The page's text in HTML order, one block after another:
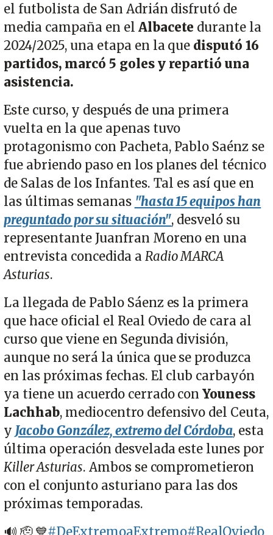
el futbolista de San Adrián disfrutó de
media campaña en el Albacete durante la
2024/2025, una etapa en la que disputó 16
partidos, marcó 5 goles y repartió una
asistencia.
Este curso, y después de una primera
vuelta en la que apenas tuvo
protagonismo con Pacheta, Pablo Saénz se
fue abriendo paso en los planes del técnico
de Salas de los Infantes. Tal es así que en
las últimas semanas "hasta 15 equipos han
preguntado por su situación", desveló su
representante Juanfran Moreno en una
entrevista concedida aRadio MARCA
Asturias.
La llegada de Pablo Sáenz es la primera
que hace oficial el Real Oviedo de cara al
curso que viene en Segunda división,
aunque no será la única que se produzca
en las próximas fechas. El club carbayón
ya tiene un acuerdo cerrado conYouness
Lachhab, mediocentro defensivo del Ceuta,
y Jacobo González, extremo del Córdoba, esta
última operación desvelada este lunes por
Killer Asturias. Ambos se comprometieron
con el conjunto asturiano para las dos
próximas temporadas.